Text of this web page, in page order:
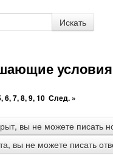
Искать
условия
,6,7,8,9,10 След. »
вы не можете писать
вы не можете писать